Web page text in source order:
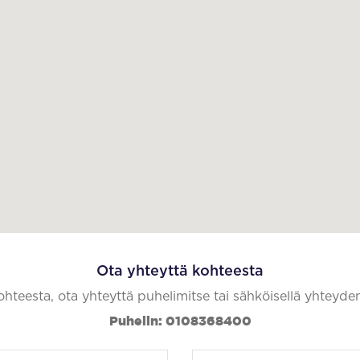
Ota yhteyttä kohteesta
ota yhteyttä puhelimitse tai sähköisellä
Puhelin: 0108368400